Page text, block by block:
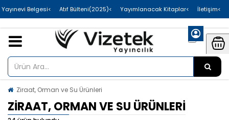
>İletişim
>Yayımlanacak Kitaplar
>Atıf Bülteni(2025)
>Uluslararası Yayınevi Belgesi
Ziraat, Orman ve Su Ürünleri
ZIRAAT, ORMAN VE SU ÜRÜNLERI